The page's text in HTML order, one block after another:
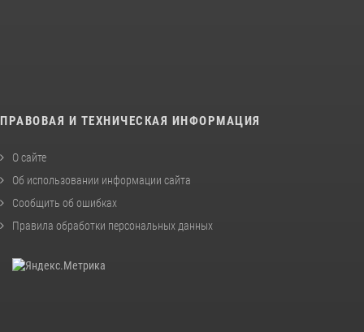
ПРАВОВАЯ И ТЕХНИЧЕСКАЯ ИНФОРМАЦИЯ
О сайте
Об использовании информации сайта
Сообщить об ошибках
Правила обработки персональных данных